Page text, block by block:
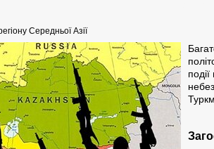
Середньої Азії